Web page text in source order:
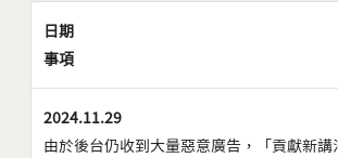
日期
事項
2024.11.29
由於後台仍收到大量惡意廣告，「貢獻新講